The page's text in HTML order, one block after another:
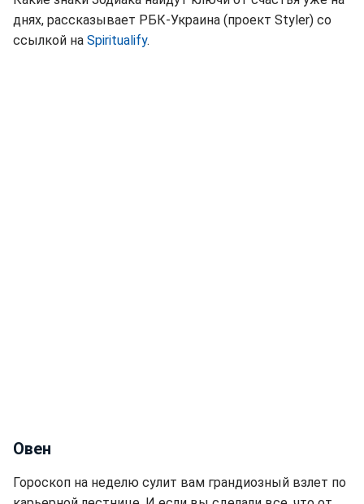
днях, рассказывает РБК-Украина (проект Styler) со
ссылкой на Spiritualify.
Овен
Гороскоп на неделю сулит вам грандиозный взлет по